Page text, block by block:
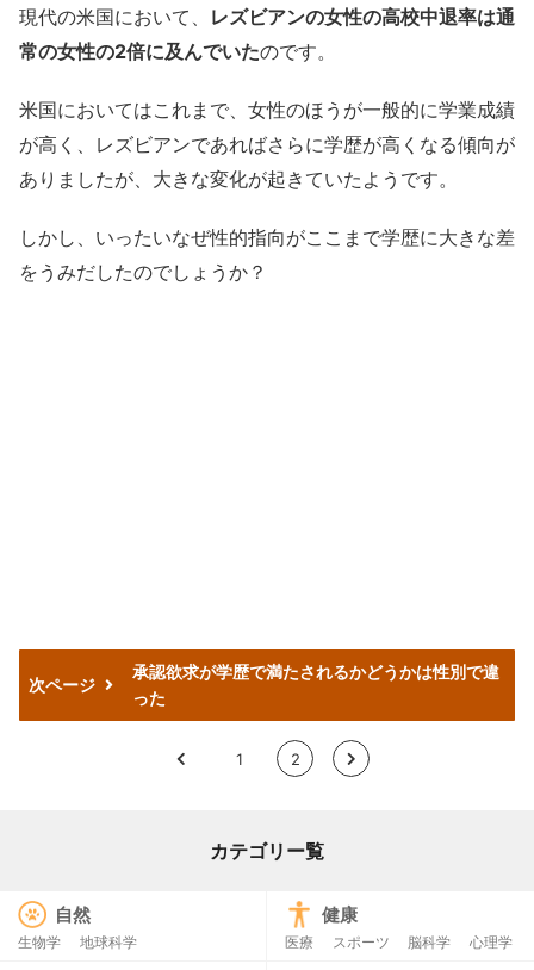
現代の米国において、 レズビアンの女性の高校中退率は通
常の女性の2倍に及んでいたのです。
米国においてはこれまで、女性のほうが一般的に学業成績
が高く、レズビアンであればさらに学歴が高くなる傾向が
ありましたが、大きな変化が起きていたようです。
しかし、いったいなぜ性的指向がここまで学歴に大きな差
をうみだしたのでしょうか？
次ページ
承認欲求が学歴で満たされるかどうかは性別で違
った
< 1 2 >
カテゴリー覧
自然
生物学 地球科学
健康
医療 スポーツ 脳科学 心理学